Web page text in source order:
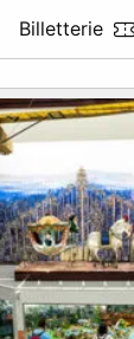
Billetterie